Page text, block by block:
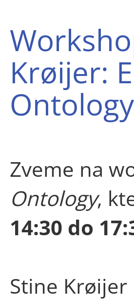
Krøijer:
Ontology
Zveme na
Ontology,
14:30 do
Stine